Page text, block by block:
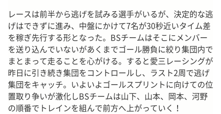
レースは前半から逃げを試みる選手がいるが、決定的な逃
げはできずに進み、中盤にかけて7名が30秒近いタイム差
を稼ぎ先行する形となった。BSチームはそこにメンバー
を送り込んでいないがあくまでゴール勝負に絞り集団内で
まとまって走ることを心がける。すると愛三レーシングが
昨日に引き続き集団をコントロールし、ラスト2周で逃げ
集団をキャッチ。いよいよゴールスプリントに向けての位
置取り争いが激化しBSチームは山下、山本、岡本、河野
の順番でトレインを組んで前方へ上がっていく！